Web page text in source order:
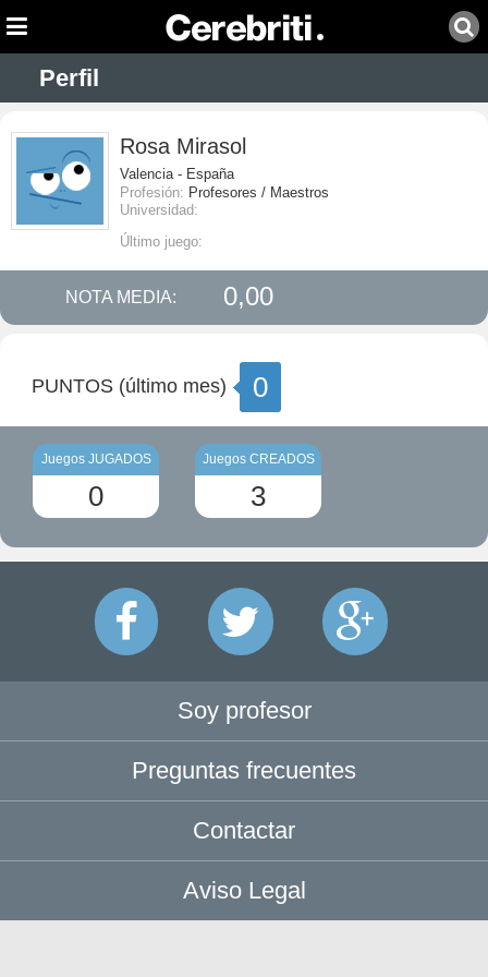
Perfil
Rosa Mirasol
Valencia - España
Profesión: Profesores / Maestros
Universidad:
Último juego:
NOTA MEDIA: 0,00
PUNTOS (último mes) 0
Juegos JUGADOS
0
Juegos CREADOS
3
Soy profesor
Preguntas frecuentes
Contactar
Aviso Legal